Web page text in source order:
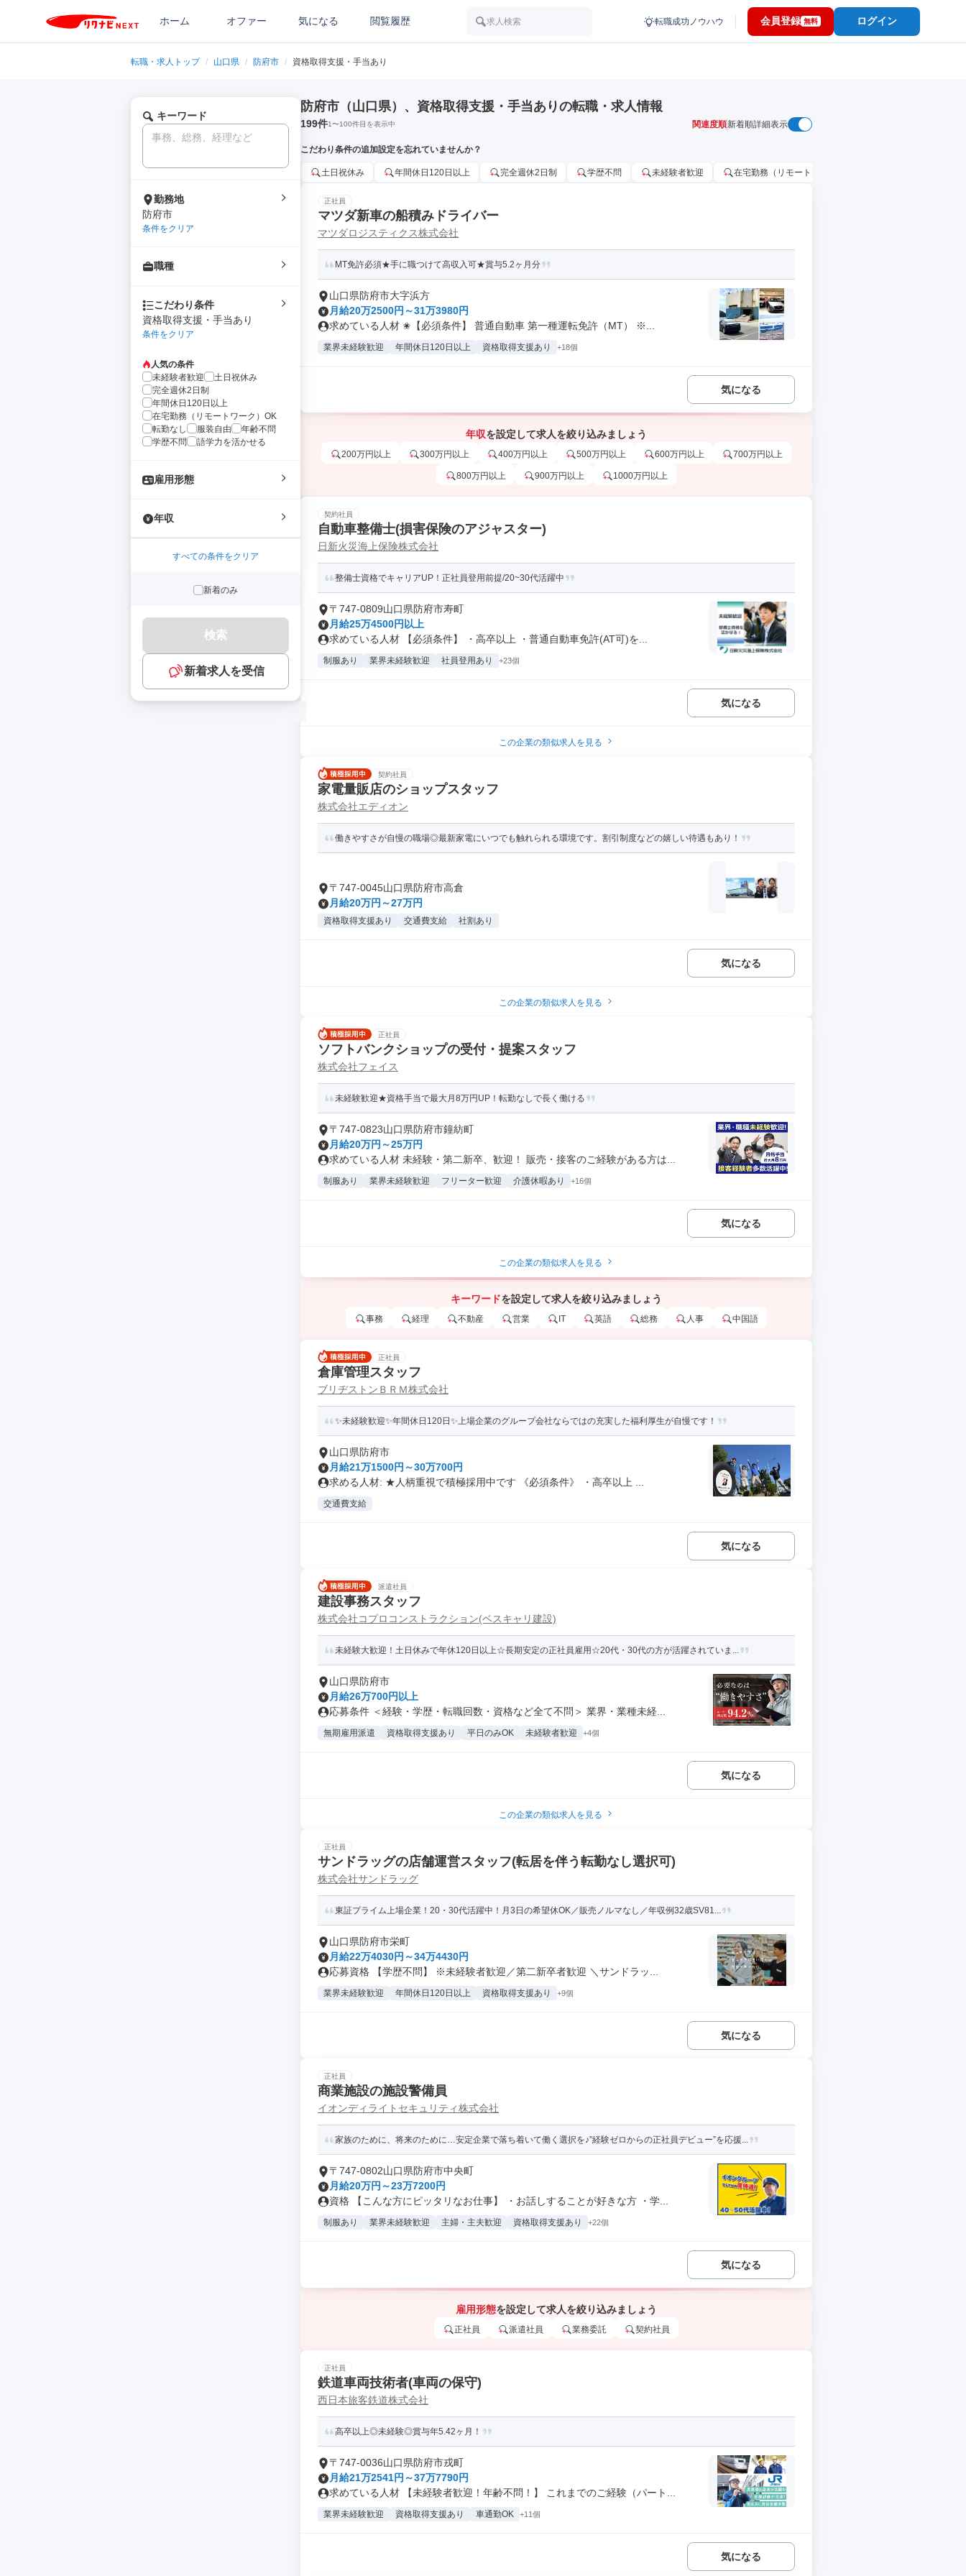
ホーム オファー 気になる 閲覧履歴 求人検索 転職成功ノウハウ 会員登録 無料 ログイン
転職・求人トップ / 山口県 / 防府市 / 資格取得支援・手当あり
キーワード
勤務地
防府市
条件をクリア
職種
こだわり条件
資格取得支援・手当あり
条件をクリア
人気の条件
未経験者歓迎
土日祝休み
完全週休2日制
年間休日120日以上
在宅勤務（リモートワーク）OK
転勤なし
服装自由
年齢不問
学歴不問
語学力を活かせる
雇用形態
年収
すべての条件をクリア
新着のみ
検索
新着求人を受信
防府市（山口県）、資格取得支援・手当ありの転職・求人情報
199件1〜100件目を表示中 関連度順新着順詳細表示
こだわり条件の追加設定を忘れていませんか？
土日祝休み 年間休日120日以上 完全週休2日制 学歴不問 未経験者歓迎 在宅勤務（リモートワーク）OK
正社員
マツダ新車の船積みドライバー
マツダロジスティクス株式会社
MT免許必須★手に職つけて高収入可★賞与5.2ヶ月分
山口県防府市大字浜方
月給20万2500円～31万3980円
求めている人材 ✬【必須条件】 普通自動車 第一種運転免許（MT） ※...
業界未経験歓迎 年間休日120日以上 資格取得支援あり +18個
気になる
年収を設定して求人を絞り込みましょう
200万円以上 300万円以上 400万円以上 500万円以上 600万円以上 700万円以上
800万円以上 900万円以上 1000万円以上
契約社員
自動車整備士(損害保険のアジャスター)
日新火災海上保険株式会社
整備士資格でキャリアUP！正社員登用前提/20~30代活躍中
〒747-0809山口県防府市寿町
月給25万4500円以上
求めている人材 【必須条件】 ・高卒以上 ・普通自動車免許(AT可)を...
制服あり 業界未経験歓迎 社員登用あり +23個
気になる
この企業の類似求人を見る
契約社員
家電量販店のショップスタッフ
株式会社エディオン
働きやすさが自慢の職場◎最新家電にいつでも触れられる環境です。割引制度などの嬉しい待遇もあり！
〒747-0045山口県防府市高倉
月給20万円～27万円
資格取得支援あり 交通費支給 社割あり
気になる
この企業の類似求人を見る
正社員
ソフトバンクショップの受付・提案スタッフ
株式会社フェイス
未経験歓迎★資格手当で最大月8万円UP！転勤なしで長く働ける
〒747-0823山口県防府市鐘紡町
月給20万円～25万円
求めている人材 未経験・第二新卒、歓迎！ 販売・接客のご経験がある方は...
制服あり 業界未経験歓迎 フリーター歓迎 介護休暇あり +16個
気になる
この企業の類似求人を見る
キーワードを設定して求人を絞り込みましょう
事務 経理 不動産 営業 IT 英語 総務 人事 中国語
正社員
倉庫管理スタッフ
ブリヂストンＢＲＭ株式会社
✨未経験歓迎✨年間休日120日✨上場企業のグループ会社ならではの充実した福利厚生が自慢です！
山口県防府市
月給21万1500円～30万700円
求める人材: ★人柄重視で積極採用中です 《必須条件》 ・高卒以上 ...
交通費支給
気になる
派遣社員
建設事務スタッフ
株式会社コプロコンストラクション(ベスキャリ建設)
未経験大歓迎！土日休みで年休120日以上☆長期安定の正社員雇用☆20代・30代の方が活躍されていま...
山口県防府市
月給26万700円以上
応募条件 ＜経験・学歴・転職回数・資格など全て不問＞ 業界・業種未経...
無期雇用派遣 資格取得支援あり 平日のみOK 未経験者歓迎 +4個
気になる
この企業の類似求人を見る
正社員
サンドラッグの店舗運営スタッフ(転居を伴う転勤なし選択可)
株式会社サンドラッグ
東証プライム上場企業！20・30代活躍中！月3日の希望休OK／販売ノルマなし／年収例32歳SV81...
山口県防府市栄町
月給22万4030円～34万4430円
応募資格 【学歴不問】 ※未経験者歓迎／第二新卒者歓迎 ＼サンドラッ...
業界未経験歓迎 年間休日120日以上 資格取得支援あり +9個
気になる
正社員
商業施設の施設警備員
イオンディライトセキュリティ株式会社
家族のために、将来のために…安定企業で落ち着いて働く選択を♪”経験ゼロからの正社員デビュー”を応援...
〒747-0802山口県防府市中央町
月給20万円～23万7200円
資格 【こんな方にピッタリなお仕事】 ・お話しすることが好きな方 ・学...
制服あり 業界未経験歓迎 主婦・主夫歓迎 資格取得支援あり +22個
気になる
雇用形態を設定して求人を絞り込みましょう
正社員 派遣社員 業務委託 契約社員
正社員
鉄道車両技術者(車両の保守)
西日本旅客鉄道株式会社
高卒以上◎未経験◎賞与年5.42ヶ月！
〒747-0036山口県防府市戎町
月給21万2541円～37万7790円
求めている人材 【未経験者歓迎！年齢不問！】 これまでのご経験（パート...
業界未経験歓迎 資格取得支援あり 車通勤OK +11個
気になる